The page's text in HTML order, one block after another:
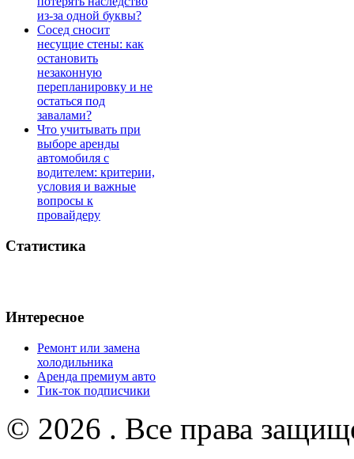
из-за одной буквы?
Сосед сносит
несущие стены: как
остановить
незаконную
перепланировку и не
остаться под
завалами?
Что учитывать при
выборе аренды
автомобиля с
водителем: критерии,
условия и важные
вопросы к
провайдеру
Статистика
Интересное
Ремонт или замена
холодильника
Аренда премиум авто
Тик-ток подписчики
© 2026 . Все права